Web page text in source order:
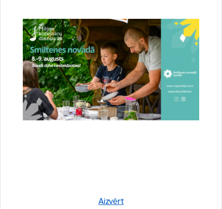
Aizvērt
Jauna elpa Tepera kartingu trasei – uzlabojumi